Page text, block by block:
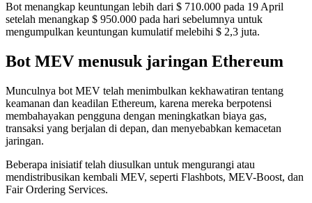
Bot menangkap keuntungan lebih dari $ 710.000 pada 19 April
setelah menangkap $ 950.000 pada hari sebelumnya untuk
mengumpulkan keuntungan kumulatif melebihi $ 2,3 juta.
Bot MEV menusuk jaringan Ethereum
Munculnya bot MEV telah menimbulkan kekhawatiran tentang
keamanan dan keadilan Ethereum, karena mereka berpotensi
membahayakan pengguna dengan meningkatkan biaya gas,
transaksi yang berjalan di depan, dan menyebabkan kemacetan
jaringan.
Beberapa inisiatif telah diusulkan untuk mengurangi atau
mendistribusikan kembali MEV, seperti Flashbots, MEV-Boost, dan
Fair Ordering Services.